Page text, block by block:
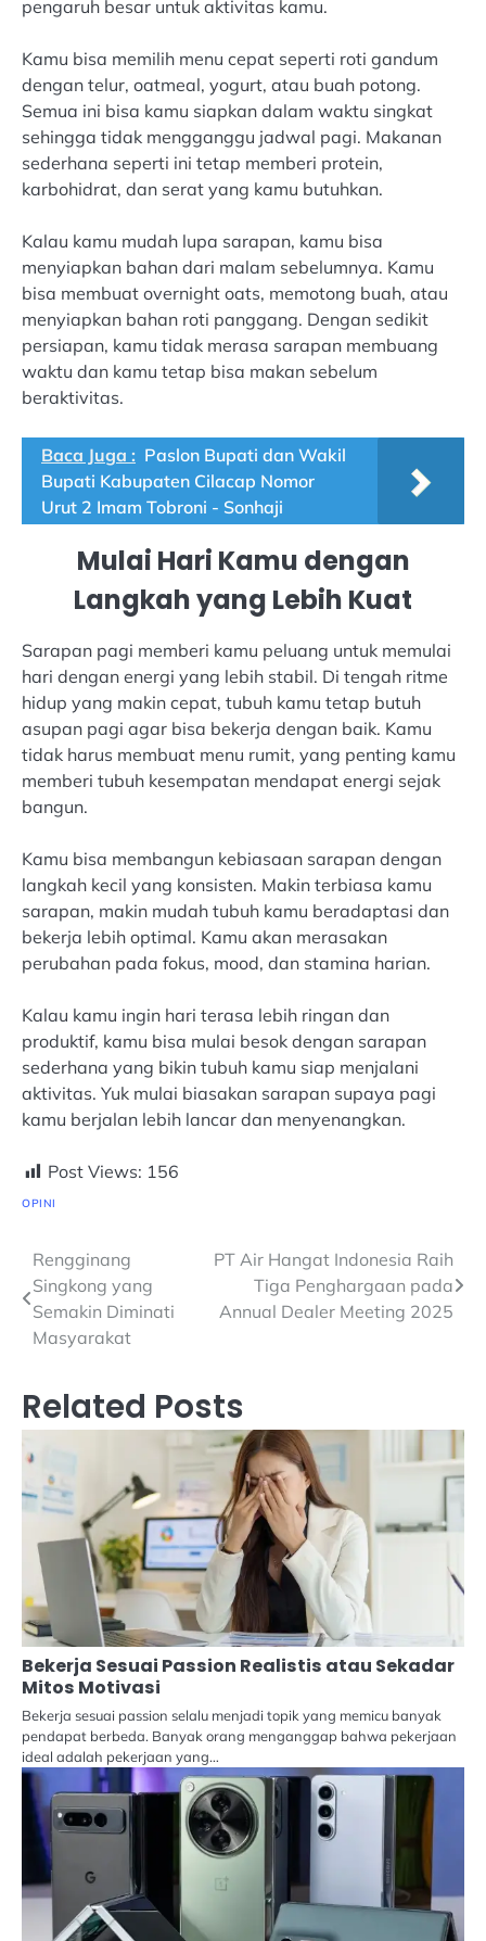
pengaruh besar untuk aktivitas kamu.
Kamu bisa memilih menu cepat seperti roti gandum
dengan telur, oatmeal, yogurt, atau buah potong.
Semua ini bisa kamu siapkan dalam waktu singkat
sehingga tidak mengganggu jadwal pagi. Makanan
sederhana seperti ini tetap memberi protein,
karbohidrat, dan serat yang kamu butuhkan.
Kalau kamu mudah lupa sarapan, kamu bisa
menyiapkan bahan dari malam sebelumnya. Kamu
bisa membuat overnight oats, memotong buah, atau
menyiapkan bahan roti panggang. Dengan sedikit
persiapan, kamu tidak merasa sarapan membuang
waktu dan kamu tetap bisa makan sebelum
beraktivitas.
Baca Juga : Paslon Bupati dan Wakil
Bupati Kabupaten Cilacap Nomor
Urut 2 Imam Tobroni - Sonhaji
Mulai Hari Kamu dengan
Langkah yang Lebih Kuat
Sarapan pagi memberi kamu peluang untuk memulai
hari dengan energi yang lebih stabil. Di tengah ritme
hidup yang makin cepat, tubuh kamu tetap butuh
asupan pagi agar bisa bekerja dengan baik. Kamu
tidak harus membuat menu rumit, yang penting kamu
memberi tubuh kesempatan mendapat energi sejak
bangun.
Kamu bisa membangun kebiasaan sarapan dengan
langkah kecil yang konsisten. Makin terbiasa kamu
sarapan, makin mudah tubuh kamu beradaptasi dan
bekerja lebih optimal. Kamu akan merasakan
perubahan pada fokus, mood, dan stamina harian.
Kalau kamu ingin hari terasa lebih ringan dan
produktif, kamu bisa mulai besok dengan sarapan
sederhana yang bikin tubuh kamu siap menjalani
aktivitas. Yuk mulai biasakan sarapan supaya pagi
kamu berjalan lebih lancar dan menyenangkan.
Post Views: 156
OPINI
Navigasi
pos
Rengginang
Singkong yang
Semakin Diminati
Masyarakat
PT Air Hangat Indonesia Raih
Tiga Penghargaan pada
Annual Dealer Meeting 2025
Related Posts
Bekerja Sesuai Passion Realistis atau Sekadar
Mitos Motivasi
Bekerja sesuai passion selalu menjadi topik yang memicu banyak
pendapat berbeda. Banyak orang menganggap bahwa pekerjaan
ideal adalah pekerjaan yang…